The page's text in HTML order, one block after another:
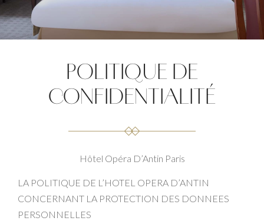
POLITIQUE DE
CONFIDENTIALITÉ
Hôtel Opéra D’Antin Paris
LA POLITIQUE DE L’HOTEL OPERA D’ANTIN
CONCERNANT LA PROTECTION DES DONNEES
PERSONNELLES